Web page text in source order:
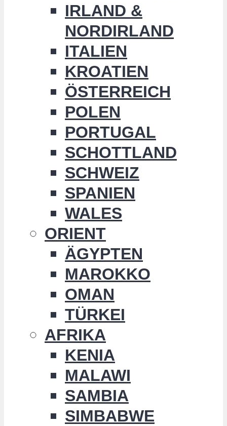
IRLAND &
NORDIRLAND
ITALIEN
KROATIEN
ÖSTERREICH
POLEN
PORTUGAL
SCHOTTLAND
SCHWEIZ
SPANIEN
WALES
ORIENT
ÄGYPTEN
MAROKKO
OMAN
TÜRKEI
AFRIKA
KENIA
MALAWI
SAMBIA
SIMBABWE